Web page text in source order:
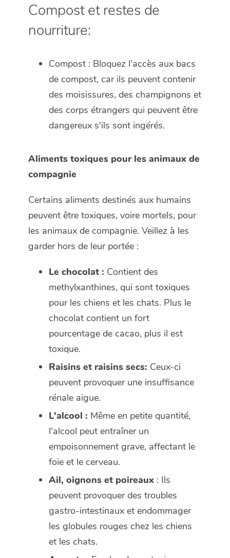
Compost et restes de
nourriture:
Compost : Bloquez l'accès aux bacs
de compost, car ils peuvent contenir
des moisissures, des champignons et
des corps étrangers qui peuvent être
dangereux s'ils sont ingérés.
Aliments toxiques pour les animaux de
compagnie
Certains aliments destinés aux humains
peuvent être toxiques, voire mortels, pour
les animaux de compagnie. Veillez à les
garder hors de leur portée :
Le chocolat : Contient des
methylxanthines, qui sont toxiques
pour les chiens et les chats. Plus le
chocolat contient un fort
pourcentage de cacao, plus il est
toxique.
Raisins et raisins secs: Ceux-ci
peuvent provoquer une insuffisance
rénale aigue.
L'alcool : Même en petite quantité,
l'alcool peut entraîner un
empoisonnement grave, affectant le
foie et le cerveau.
Ail, oignons et poireaux : Ils
peuvent provoquer des troubles
gastro-intestinaux et endommager
les globules rouges chez les chiens
et les chats.